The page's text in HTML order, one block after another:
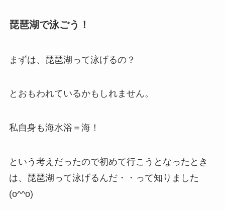
琵琶湖で泳ごう！
まずは、琵琶湖って泳げるの？
とおもわれているかもしれません。
私自身も海水浴＝海！
という考えだったので初めて行こうとなったとき
は、琵琶湖って泳げるんだ・・って知りました
(o^^o)